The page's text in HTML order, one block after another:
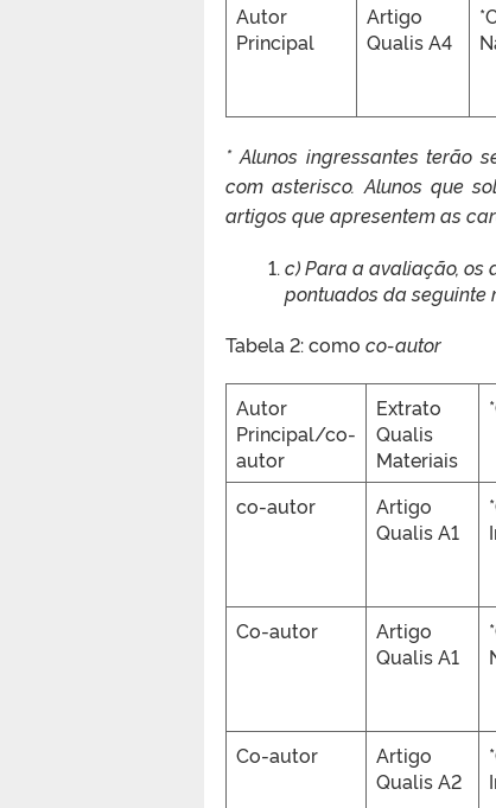
Autor
Principal
Artigo
Qualis A4
* Alunos ingressantes terão
com asterisco. Alunos que
artigos que apresentem as
c) Para a avaliação, os
pontuados da seguinte
Tabela 2: como co-autor
Autor
Principal/co-
autor
Extrato
Qualis
Materiais
co-autor
Artigo
Qualis A1
Co-autor
Artigo
Qualis A1
Co-autor
Artigo
Qualis A2